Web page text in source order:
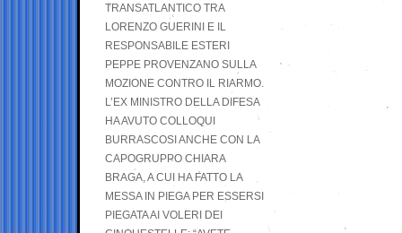
TRANSATLANTICO TRA
LORENZO GUERINI E IL
RESPONSABILE ESTERI
PEPPE PROVENZANO SULLA
MOZIONE CONTRO IL RIARMO.
L’EX MINISTRO DELLA DIFESA
HA AVUTO COLLOQUI
BURRASCOSI ANCHE CON LA
CAPOGRUPPO CHIARA
BRAGA, A CUI HA FATTO LA
MESSA IN PIEGA PER ESSERSI
PIEGATA AI VOLERI DEI